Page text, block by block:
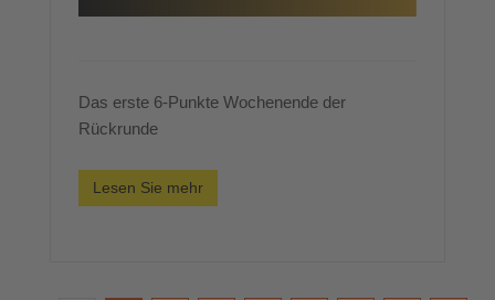
Das erste 6-Punkte Wochenende der
Rückrunde
Lesen Sie mehr